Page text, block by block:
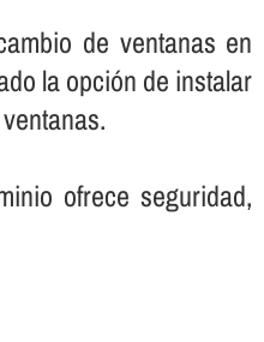
de ventanas en
la opción de instalar
ofrece seguridad,